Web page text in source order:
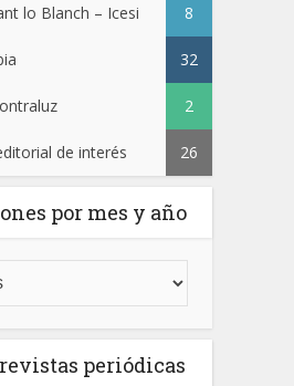
lo Blanch – Icesi 8
32
2
de interés 26
por mes y año
periódicas